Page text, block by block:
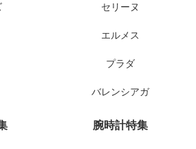
セリーヌ
エルメス
プラダ
バレンシアガ
腕時計特集